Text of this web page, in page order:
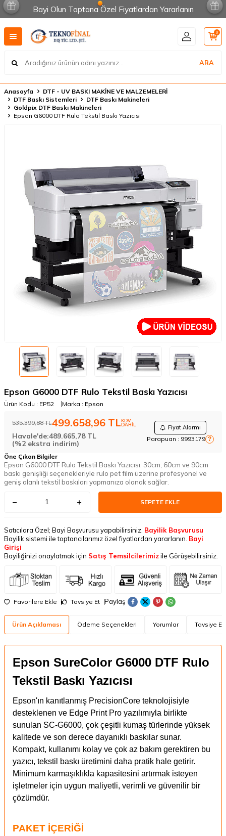
Bayi Olun Toptana Özel Fiyatlardan Yararlanın
ARA
0
Anasayfa
DTF - UV BASKI MAKİNE VE MALZEMELERİ
DTF Baskı Sistemleri
DTF Baskı Makineleri
Goldpix DTF Baskı Makineleri
Epson G6000 DTF Rulo Tekstil Baskı Yazıcısı
Epson G6000 DTF Rulo Tekstil Baskı Yazıcısı
Ürün Kodu : EP52 Marka : Epson
535.399,88TL499.658,96 TLKDV
DAHİL Fiyat Alarmı
Parapuan : 9993179 ?
Havale'de:489.665,78 TL
(%2 ekstra indirim)
Öne Çıkan Bilgiler
Epson G6000 DTF Rulo Tekstil Baskı Yazıcısı, 30cm, 60cm ve 90cm
baskı genişliği seçenekleriyle rulo pet film üzerine profesyonel ve
geniş alanlı tekstil baskıları yapmanıza olanak sağlar.
SEPETE EKLE
Satıcılara Özel; Bayi Başvurusu yapabilirsiniz. Bayilik Başvurusu
Bayilik sistemi ile toptancılarımız özel fiyatlardan yararlanın. Bayi
Girişi
Bayiliğinizi onaylatmak için Satış Temsilcilerimizile Görüşebilirsiniz.
Favorilere Ekle Tavsiye Et Paylaş
Ürün Açıklaması Ödeme Seçenekleri Yorumlar Tavsiye Et
Epson SureColor G6000 DTF Rulo
Tekstil Baskı Yazıcısı
Epson'ın kanıtlanmış PrecisionCore teknolojisiyle
desteklenen ve Edge Print Pro yazılımıyla birlikte
sunulan SC-G6000, çok çeşitli kumaş türlerinde yüksek
kalitede ve son derece dayanıklı baskılar sunar.
Kompakt, kullanımı kolay ve çok az bakım gerektiren bu
yazıcı, tekstil baskı üretimini daha pratik hale getirir.
Minimum karmaşıklıkla kapasitesini artırmak isteyen
işletmeler için uygun maliyetli, verimli ve güvenilir bir
çözümdür.
PAKET İÇERİĞİ